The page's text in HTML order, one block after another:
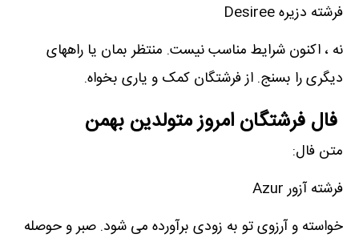
فرشته دزیره Desiree
نه ، اکنون شرایط مناسب نیست. منتظر بمان یا راههای
دیگری را بسنج. از فرشتگان کمک و یاری بخواه.
فال فرشتگان امروز متولدین بهمن
متن فال:
فرشته آزور Azur
خواسته و آرزوی تو به زودی برآورده می شود. صبر و حوصله